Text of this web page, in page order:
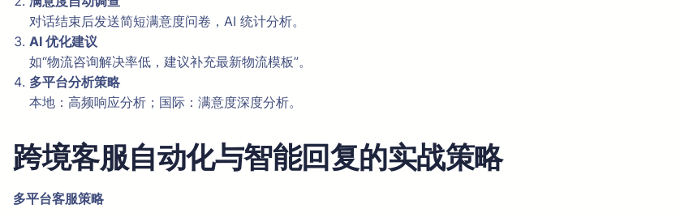
对话结束后发送简短满意度问卷，AI 统计分析。
AI 优化建议
如“物流咨询解决率低，建议补充最新物流模板”。
多平台分析策略
本地：高频响应分析；国际：满意度深度分析。
跨境客服自动化与智能回复的实战策略
多平台客服策略